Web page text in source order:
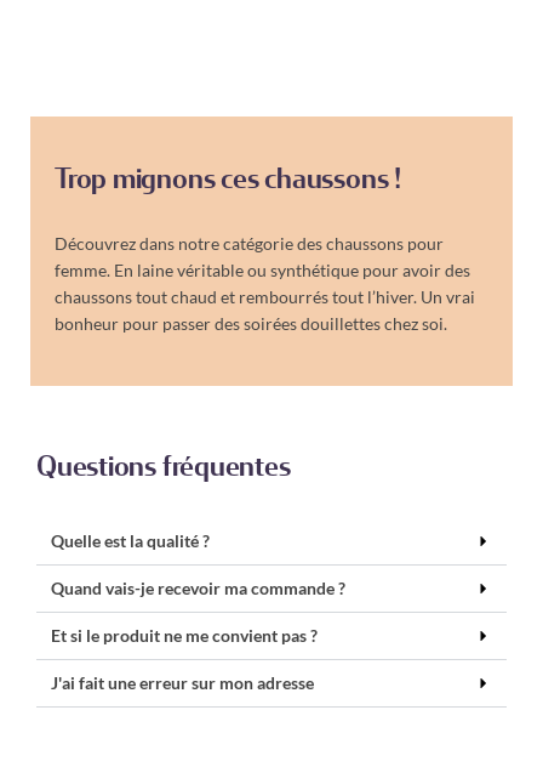
Trop mignons ces chaussons !
Découvrez dans notre catégorie des chaussons pour
femme. En laine véritable ou synthétique pour avoir des
chaussons tout chaud et rembourrés tout l’hiver. Un vrai
bonheur pour passer des soirées douillettes chez soi.
Questions fréquentes
Quelle est la qualité ?
Quand vais-je recevoir ma commande ?
Et si le produit ne me convient pas ?
J'ai fait une erreur sur mon adresse